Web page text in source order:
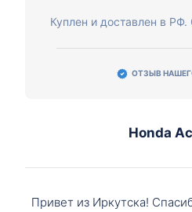
Куплен и доставлен в
ОТЗЫВ
Honda
Привет из Иркутска!